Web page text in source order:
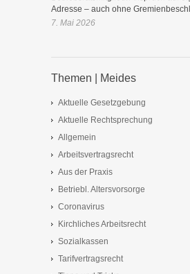
Adresse – auch ohne
7. Mai 2026
Themen | Meides
Aktuelle Gesetzgebung
Aktuelle Rechtsprechung
Allgemein
Arbeitsvertragsrecht
Aus der Praxis
Betriebl. Altersvorsorge
Coronavirus
Kirchliches Arbeitsrecht
Sozialkassen
Tarifvertragsrecht